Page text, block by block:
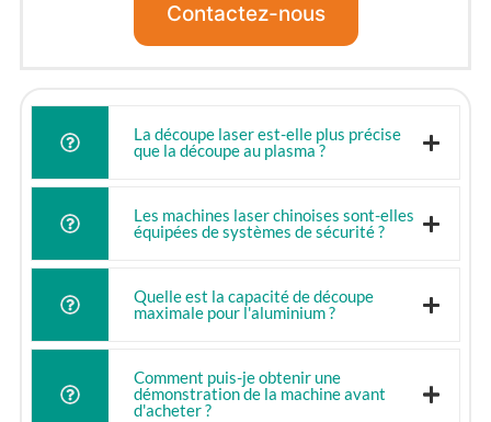
Contactez-nous
La découpe laser est-elle plus précise
que la découpe au plasma ?
Les machines laser chinoises sont-elles
équipées de systèmes de sécurité ?
Quelle est la capacité de découpe
maximale pour l'aluminium ?
Comment puis-je obtenir une
démonstration de la machine avant
d'acheter ?